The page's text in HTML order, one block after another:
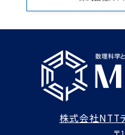
株式会社NTT